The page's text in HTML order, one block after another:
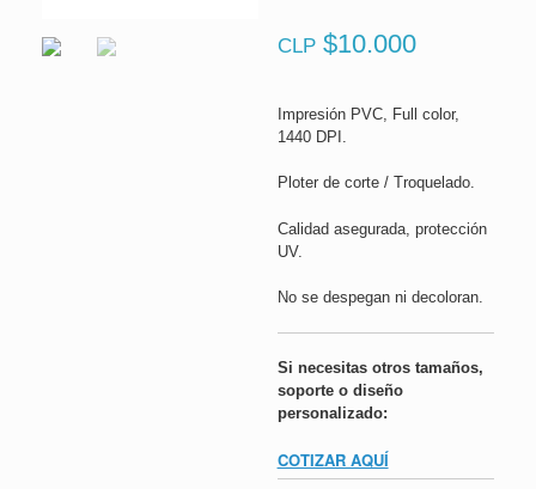
CLP $10.000
Impresión PVC, Full color,
1440 DPI.
Ploter de corte / Troquelado.
Calidad asegurada, protección
UV.
No se despegan ni decoloran.
Si necesitas otros tamaños,
soporte o diseño
personalizado:
COTIZAR AQUÍ